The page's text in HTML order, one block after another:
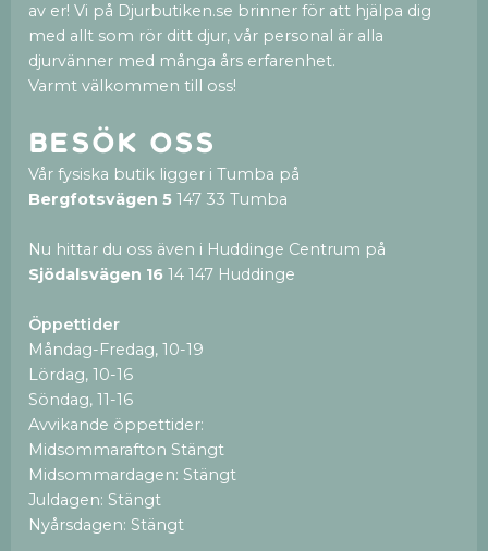
av er! Vi på Djurbutiken.se brinner för att hjälpa dig
med allt som rör ditt djur, vår personal är alla
djurvänner med många års erfarenhet.
Varmt välkommen till oss!
Besök oss
Vår fysiska butik ligger i Tumba på
Bergfotsvägen 5 147 33 Tumba
Nu hittar du oss även i Huddinge Centrum på
Sjödalsvägen 16 14 147 Huddinge
Öppettider
Måndag-Fredag, 10-19
Lördag, 10-16
Söndag, 11-16
Avvikande öppettider:
Midsommarafton Stängt
Midsommardagen: Stängt
Juldagen: Stängt
Nyårsdagen: Stängt